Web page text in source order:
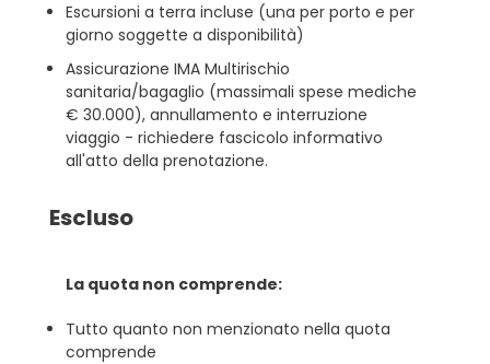
Escursioni a terra incluse (una per porto e per
giorno soggette a disponibilità)
Assicurazione IMA Multirischio
sanitaria/bagaglio (massimali spese mediche
€ 30.000), annullamento e interruzione
viaggio - richiedere fascicolo informativo
all'atto della prenotazione.
Escluso
La quota non comprende:
Tutto quanto non menzionato nella quota
comprende